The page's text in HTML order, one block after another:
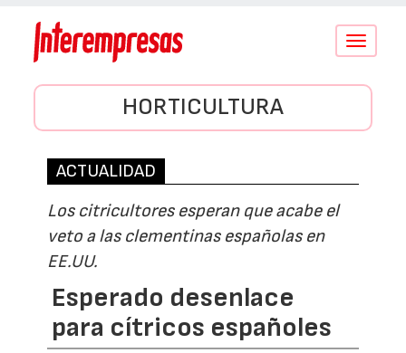
Conmutar
HORTICULTURA
ACTUALIDAD
Los citricultores esperan que acabe el
veto a las clementinas españolas en
EE.UU.
Esperado desenlace
para cítricos españoles